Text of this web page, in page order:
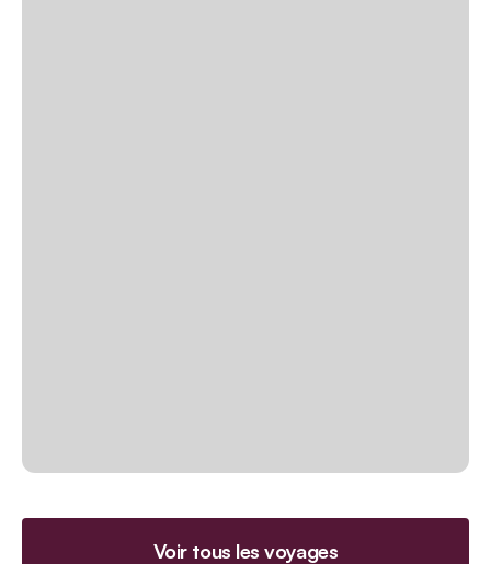
Voir tous les voyages